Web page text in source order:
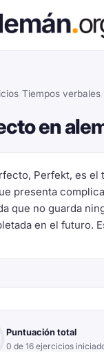
Tiempos verbales
en
Perfekt, es el
presenta
que no guarda
en el futuro.
Puntuación total
0 de 16 ejercicios